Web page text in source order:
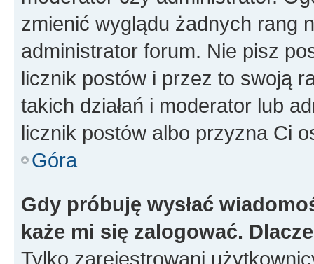
zmienić wyglądu żadnych rang
administrator forum. Nie pisz
licznik postów i przez to swoją
takich działań i moderator lub
licznik postów albo przyzna Ci
Góra
Gdy próbuję wysłać
każe mi się zalogować.
Tylko zarejestrowani